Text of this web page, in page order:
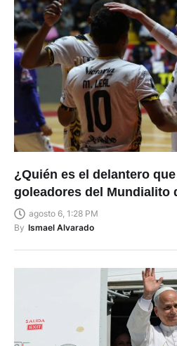
¿Quién es el delantero
goleadores del Mundialito
agosto 6, 1:28 PM
By Ismael Alvarado